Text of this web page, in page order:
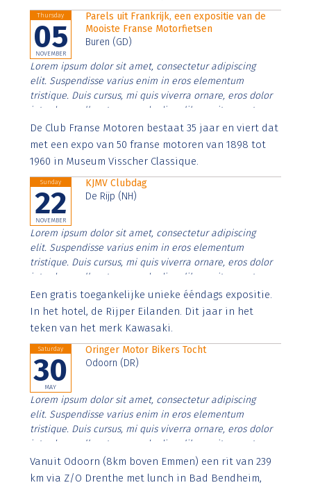
Thursday
05
NOVEMBER
Parels uit Frankrijk, een expositie van de
Mooiste Franse Motorfietsen
Buren (GD)
Lorem ipsum dolor sit amet, consectetur adipiscing
elit. Suspendisse varius enim in eros elementum
tristique. Duis cursus, mi quis viverra ornare, eros dolor
interdum nulla, ut commodo diam libero vitae erat.
Aenean faucibus nibh et justo cursus id rutrum lorem
imperdiet. Nunc ut sem vitae risus tristique posuere.
De Club Franse Motoren bestaat 35 jaar en viert dat
met een expo van 50 franse motoren van 1898 tot
1960 in Museum Visscher Classique.
Sunday
22
NOVEMBER
KJMV Clubdag
De Rijp (NH)
Lorem ipsum dolor sit amet, consectetur adipiscing
elit. Suspendisse varius enim in eros elementum
tristique. Duis cursus, mi quis viverra ornare, eros dolor
interdum nulla, ut commodo diam libero vitae erat.
Aenean faucibus nibh et justo cursus id rutrum lorem
imperdiet. Nunc ut sem vitae risus tristique posuere.
Een gratis toegankelijke unieke ééndags expositie.
In het hotel, de Rijper Eilanden. Dit jaar in het
teken van het merk Kawasaki.
Saturday
30
MAY
Oringer Motor Bikers Tocht
Odoorn (DR)
Lorem ipsum dolor sit amet, consectetur adipiscing
elit. Suspendisse varius enim in eros elementum
tristique. Duis cursus, mi quis viverra ornare, eros dolor
interdum nulla, ut commodo diam libero vitae erat.
Aenean faucibus nibh et justo cursus id rutrum lorem
imperdiet. Nunc ut sem vitae risus tristique posuere.
Vanuit Odoorn (8km boven Emmen) een rit van 239
km via Z/O Drenthe met lunch in Bad Bendheim,